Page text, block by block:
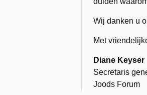
Wij danken u
Met
Diane Keyser
Secretaris
Joods Forum